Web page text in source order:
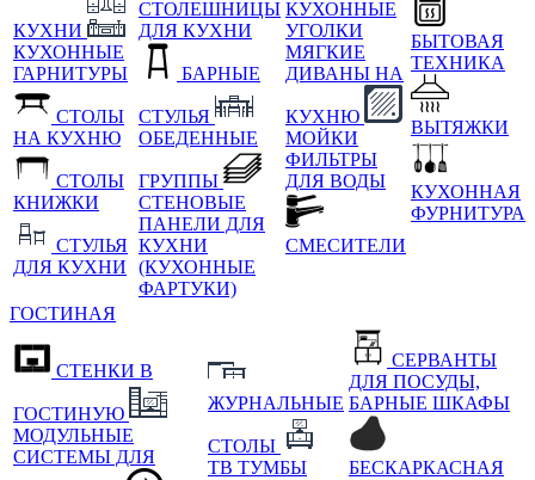
КУХНИ
КУХОННЫЕ
ГАРНИТУРЫ
СТОЛЫ
НА КУХНЮ
СТОЛЫ
КНИЖКИ
СТУЛЬЯ
ДЛЯ КУХНИ
СТОЛЕШНИЦЫ
ДЛЯ КУХНИ
БАРНЫЕ
СТУЛЬЯ
ОБЕДЕННЫЕ
ГРУППЫ
СТЕНОВЫЕ
ПАНЕЛИ ДЛЯ
КУХНИ
(КУХОННЫЕ
ФАРТУКИ)
КУХОННЫЕ
УГОЛКИ
МЯГКИЕ
ДИВАНЫ НА
КУХНЮ
МОЙКИ
ФИЛЬТРЫ
ДЛЯ ВОДЫ
СМЕСИТЕЛИ
БЫТОВАЯ
ТЕХНИКА
ВЫТЯЖКИ
КУХОННАЯ
ФУРНИТУРА
ГОСТИНАЯ
СТЕНКИ В
ГОСТИНУЮ
МОДУЛЬНЫЕ
СИСТЕМЫ ДЛЯ
ЖУРНАЛЬНЫЕ
СТОЛЫ
ТВ ТУМБЫ
СЕРВАНТЫ
ДЛЯ ПОСУДЫ,
БАРНЫЕ ШКАФЫ
БЕСКАРКАСНАЯ